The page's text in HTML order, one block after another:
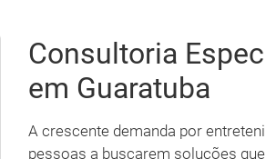
Consultoria
em Guaratuba
A crescente demanda por
pessoas a buscarem soluções